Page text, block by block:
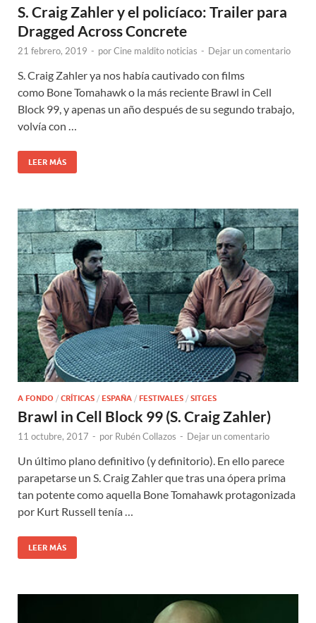
S. Craig Zahler y el policíaco: Trailer para
Dragged Across Concrete
21 febrero, 2019 - porCine maldito noticias - Dejar un comentario
S. Craig Zahler ya nos había cautivado con films
como Bone Tomahawk o la más reciente Brawl in Cell
Block 99, y apenas un año después de su segundo trabajo,
volvía con …
LEER MÁS
A FONDO / CRÍTICAS / ESPAÑA / FESTIVALES / SITGES
Brawl in Cell Block 99 (S. Craig Zahler)
11 octubre, 2017 - por Rubén Collazos - Dejar un comentario
Un último plano definitivo (y definitorio). En ello parece
parapetarse un S. Craig Zahler que tras una ópera prima
tan potente como aquella Bone Tomahawk protagonizada
por Kurt Russell tenía …
LEER MÁS